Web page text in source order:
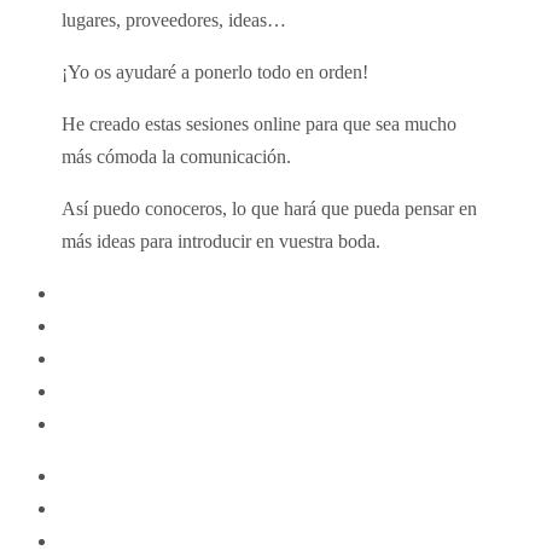
lugares, proveedores, ideas…
¡Yo os ayudaré a ponerlo todo en orden!
He creado estas sesiones online para que sea mucho
más cómoda la comunicación.
Así puedo conoceros, lo que hará que pueda pensar en
más ideas para introducir en vuestra boda.